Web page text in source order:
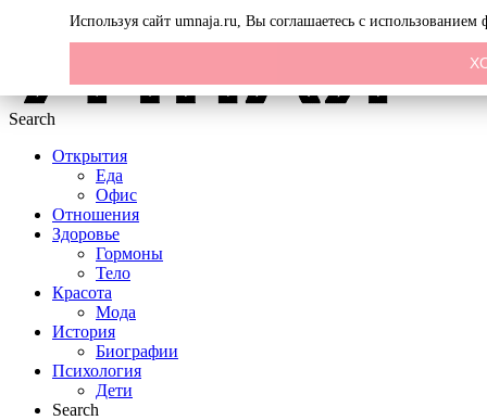
Search
Открытия
Еда
Офис
Отношения
Здоровье
Гормоны
Тело
Красота
Мода
История
Биографии
Психология
Дети
Search
Используя сайт umnaja.ru, Вы соглашаетесь с использованием